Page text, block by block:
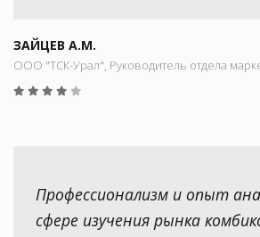
ЗАЙЦЕВ А.М.
ООО "ТСК-Урал", Руководитель отдела
Профессионализм и опыт
сфере изучения рынка